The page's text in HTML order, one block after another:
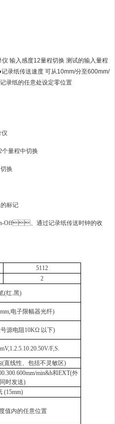
输入感度12量程切换 测试的输入量程
录纸传送速度 可从10mm/分至600mm/
录纸的任意处设定零位置
仪
个量程中切换
换
的标记
Off、通过记录纸传送时钟的收
5112
2
(红.黑)
电子限幅器光纤)
源电阻 10KΩ 以下)
F,S.
(直线性、包括不灵敏区)
min&h和EXT(外
时发送)
(15mm)
值内的任意位置